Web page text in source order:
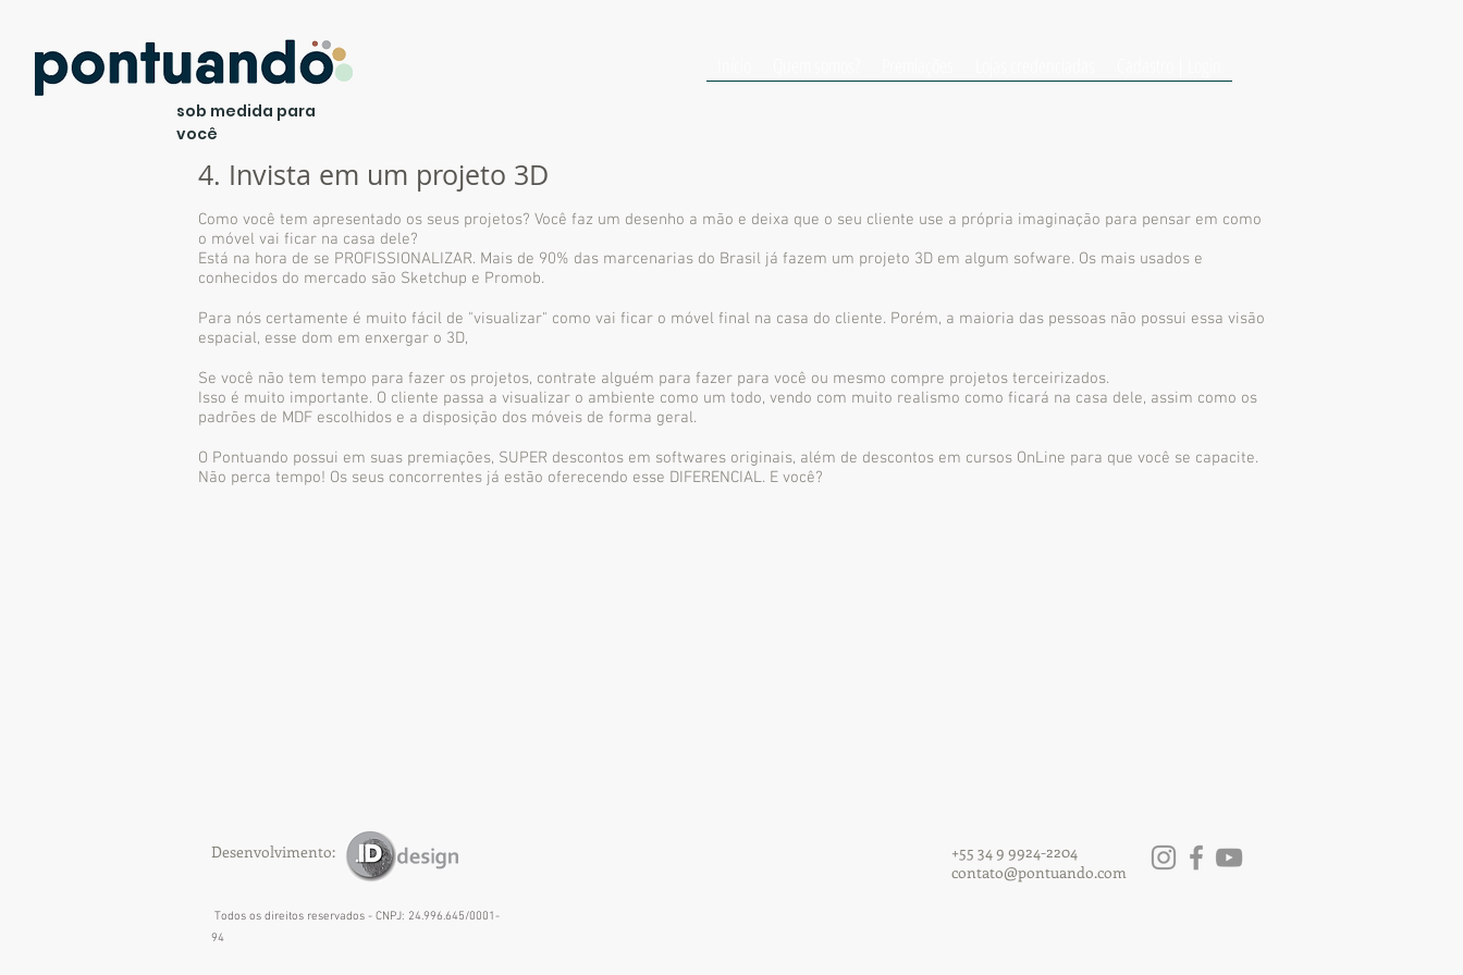
4. Invista em um projeto 3D
Como você tem apresentado os seus projetos? Você faz um desenho a mão e deixa que o seu cliente use a própria imaginação para pensar em como
o móvel vai ficar na casa dele?
Está na hora de se PROFISSIONALIZAR. Mais de 90% das marcenarias do Brasil já fazem um projeto 3D em algum sofware. Os mais usados e
conhecidos do mercado são Sketchup e Promob.
Para nós certamente é muito fácil de "visualizar" como vai ficar o móvel final na casa do cliente. Porém, a maioria das pessoas não possui essa visão
espacial, esse dom em enxergar o 3D,
Se você não tem tempo para fazer os projetos, contrate alguém para fazer para você ou mesmo compre projetos terceirizados.
Isso é muito importante. O cliente passa a visualizar o ambiente como um todo, vendo com muito realismo como ficará na casa dele, assim como os
padrões de MDF escolhidos e a disposição dos móveis de forma geral.
O Pontuando possui em suas premiações, SUPER descontos em softwares originais, além de descontos em cursos OnLine para que você se capacite.
Não perca tempo! Os seus concorrentes já estão oferecendo esse DIFERENCIAL. E você?
sob medida para
você
Desenvolvimento:
Todos os direitos reservados - CNPJ: 24.996.645/0001-
94
+55 34 9 9924-2204
contato@pontuando.com